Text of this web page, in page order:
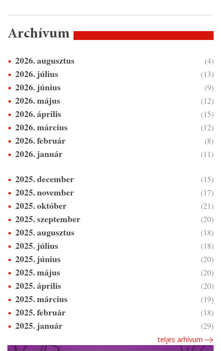
Archívum
2026. augusztus (4)
2026. július (13)
2026. június (9)
2026. május (12)
2026. április (15)
2026. március (12)
2026. február (8)
2026. január (11)
2025. december (15)
2025. november (17)
2025. október (21)
2025. szeptember (20)
2025. augusztus (18)
2025. július (18)
2025. június (20)
2025. május (20)
2025. április (20)
2025. március (19)
2025. február (18)
2025. január (29)
teljes arhívum